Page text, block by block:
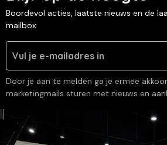
Boordevol acties, laatste nieuws en de
mailbox
Door je aan te melden ga je ermee
marketingmails sturen met nieuws en